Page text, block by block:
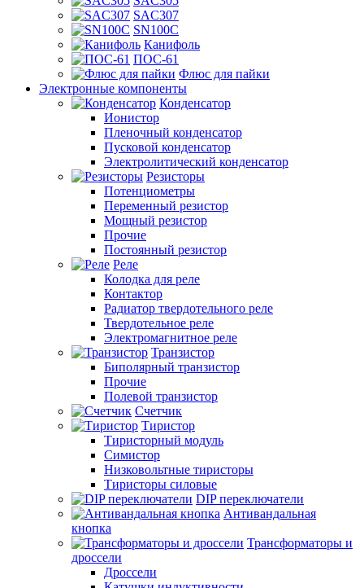
SAC307
SN100C
Канифоль
ПОС-61
Флюс для пайки
Электронные компоненты
Конденсатор
Ионистор
Пленочный конденсатор
Пусковой конденсатор
Электролитический конденсатор
Резисторы
Потенциометры
Переменный резистор
Мощный резистор
Прочие
Постоянный резистор
Реле
Колодка для реле
Контактор
Радиатор твердотельного реле
Твердотельное реле
Электромагнитное реле
Транзистор
Биполярный транзистор
Прочие
Полевой транзистор
Счетчик
Тиристор
Тиристорный модуль
Симистор
Низковольтные тиристоры
Тиристоры силовые
DIP переключатели
Антивандальная
кнопка
Трансформаторы и
дроссели
Дроссели